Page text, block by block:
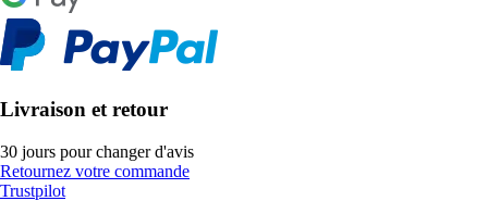
Livraison et retour
30 jours pour changer d'avis
Retournez votre commande
Trustpilot